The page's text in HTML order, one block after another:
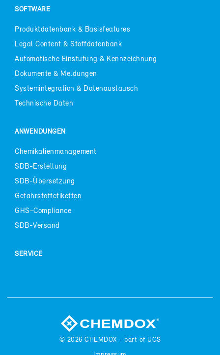
SOFT­WARE
Pro­dukt­da­ten­bank & Ba­sis­fea­tures
Le­gal Con­tent & Stoff­da­ten­bank
Au­to­ma­ti­sche Ein­stu­fung & Kenn­zeich­nung
Do­ku­men­te & Mel­dun­gen
Sys­tem­in­te­gra­ti­on & Da­ten­aus­tausch
Tech­ni­sche Da­ten
AN­WEN­DUN­GEN
Che­mi­ka­li­en­ma­nage­ment
SDB-​Erstellung
SDB-​Übersetzung
Ge­fahr­stof­f­eti­ket­ten
GHS-​Compliance
SDB-​Versand
SER­VICE
© 2026 CHEM­DOX - part of UCS